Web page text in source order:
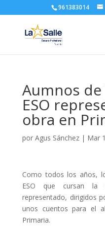
961383014
Aumnos
ESO
obra en
por Agus Sánchez| Mar
Como todos los años,
ESO que cursan la
representado, dirigidos
unos cuentos para el
Primaria.